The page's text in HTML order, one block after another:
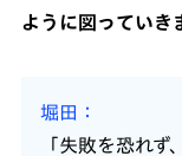
ように図っていき
堀田
「失敗を恐れ